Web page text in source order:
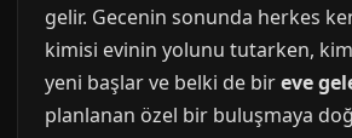
gelir. Gecenin sonunda herkes
kimisi evinin yolunu tutarken,
yeni başlar ve belki de bireve
planlanan özel bir buluşmaya